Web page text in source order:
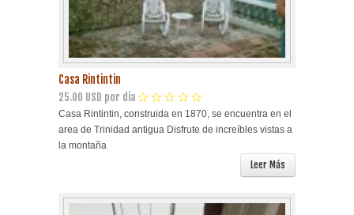
Casa Rintintin
25.00 USD por día
Casa Rintintin, construida en 1870, se encuentra en el
area de Trinidad antigua Disfrute de increíbles vistas a
la montaña
Leer Más